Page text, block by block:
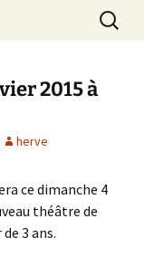
à Teillé
2015 à
herve
ce dimanche 4
théâtre de
3 ans.